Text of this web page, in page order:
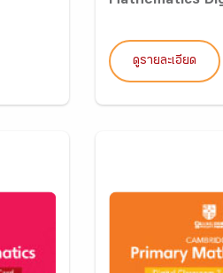
ดูรายละเอียด